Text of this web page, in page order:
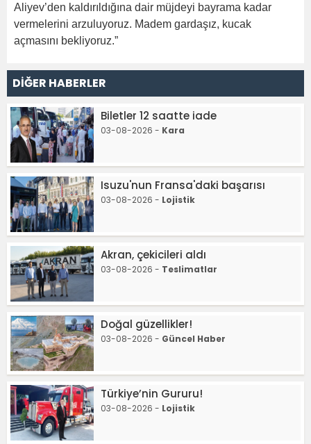
Aliyev’den kaldırıldığına dair müjdeyi bayrama kadar
vermelerini arzuluyoruz. Madem gardaşız, kucak
açmasını bekliyoruz.”
DİĞER HABERLER
Biletler 12 saatte iade
03-08-2026 - Kara
Isuzu'nun Fransa'daki başarısı
03-08-2026 - Lojistik
Akran, çekicileri aldı
03-08-2026 - Teslimatlar
Doğal güzellikler!
03-08-2026 - Güncel Haber
Türkiye’nin Gururu!
03-08-2026 - Lojistik